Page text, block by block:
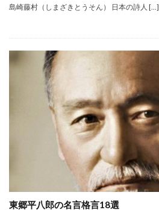
島崎藤村（しまざきとうそん） 日本の詩人 […]
東郷平八郎の名言格言18選